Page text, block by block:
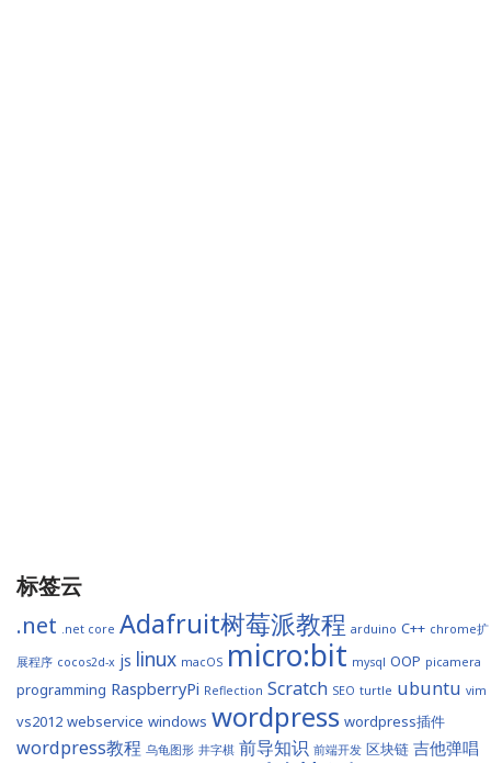
标签云
.net .net core Adafruit树莓派教程 arduino C++ chrome扩
展程序 cocos2d-x js linux macOS micro:bit mysql OOP picamera
programming RaspberryPi Reflection Scratch SEO turtle ubuntu vim
vs2012 webservice windows wordpress wordpress插件
wordpress教程 乌龟图形 井字棋 前导知识 前端开发 区块链 吉他弹唱